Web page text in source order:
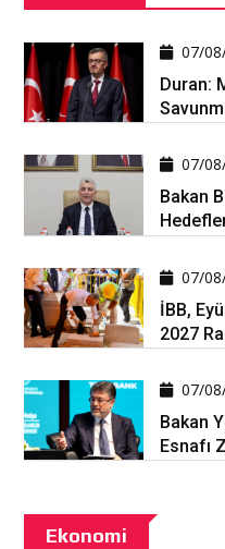
07/
Duran:
07/
Bakan
07/
İBB,
2027
07/
Bakan
Esnafı
Ekonomi